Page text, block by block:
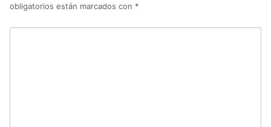
obligatorios están marcados con *